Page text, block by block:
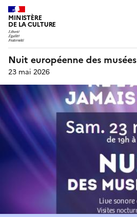
MINISTÈRE
DE LA CULTURE
Nuit européenne des musées
23 mai 2026